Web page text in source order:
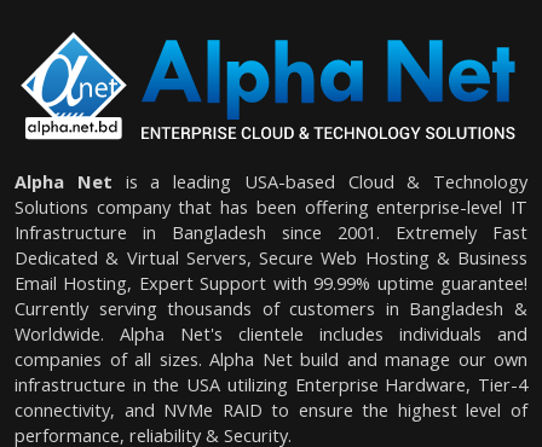
Alpha Net is a leading USA-based Cloud & Technology
Solutions company that has been offering enterprise-level IT
Infrastructure in Bangladesh since 2001. Extremely Fast
Dedicated & Virtual Servers, Secure Web Hosting & Business
Email Hosting, Expert Support with 99.99% uptime guarantee!
Currently serving thousands of customers in Bangladesh &
Worldwide. Alpha Net's clientele includes individuals and
companies of all sizes. Alpha Net build and manage our own
infrastructure in the USA utilizing Enterprise Hardware, Tier-4
connectivity, and NVMe RAID to ensure the highest level of
performance, reliability & Security.